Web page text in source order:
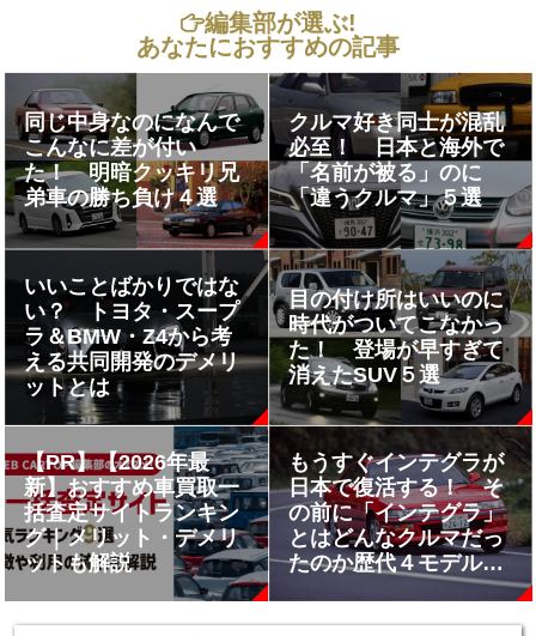
編集部が選ぶ!
あなたにおすすめの記事
同じ中身なのになんで
こんなに差が付い
た！ 明暗クッキリ兄
弟車の勝ち負け４選
クルマ好き同士が混乱
必至！ 日本と海外で
「名前が被る」のに
「違うクルマ」５選
いいことばかりではな
い？ トヨタ・スープ
ラ＆BMW・Z4から考
える共同開発のデメリ
ットとは
目の付け所はいいのに
時代がついてこなかっ
た！ 登場が早すぎて
消えたSUV５選
【PR】【2026年最
新】おすすめ車買取一
括査定サイトランキン
グ｜メリット・デメリ
ットも解説
もうすぐインテグラが
日本で復活する！ そ
の前に「インテグラ」
とはどんなクルマだっ
たのか歴代４モデルを